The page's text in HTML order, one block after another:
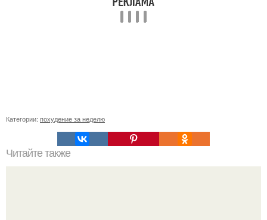
Категории: похудение за неделю
Читайте также